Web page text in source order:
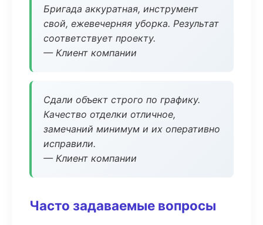
Бригада аккуратная, инструмент
свой, ежевечерняя уборка. Результат
соответствует проекту.
— Клиент компании
Сдали объект строго по графику.
Качество отделки отличное,
замечаний минимум и их оперативно
исправили.
— Клиент компании
Часто задаваемые вопросы